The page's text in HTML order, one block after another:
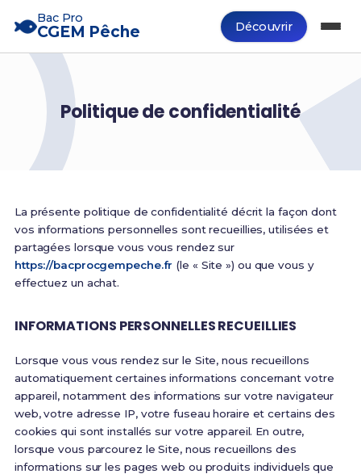
Bac Pro
CGEM Pêche Découvrir
Politique de confidentialité
La présente politique de confidentialité décrit la façon dont
vos informations personnelles sont recueillies, utilisées et
partagées lorsque vous vous rendez sur
https://bacprocgempeche.fr (le « Site ») ou que vous y
effectuez un achat.
INFORMATIONS PERSONNELLES RECUEILLIES
Lorsque vous vous rendez sur le Site, nous recueillons
automatiquement certaines informations concernant votre
appareil, notamment des informations sur votre navigateur
web, votre adresse IP, votre fuseau horaire et certains des
cookies qui sont installés sur votre appareil. En outre,
lorsque vous parcourez le Site, nous recueillons des
informations sur les pages web ou produits individuels que